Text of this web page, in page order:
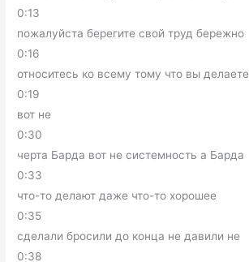
0:13
пожалуйста берегите свой труд бережно
0:16
относитесь ко всему тому что вы делаете
0:19
вот не
0:30
черта Барда вот не системность а Барда
0:33
что-то делают даже что-то хорошее
0:35
сделали бросили до конца не давили не
0:38